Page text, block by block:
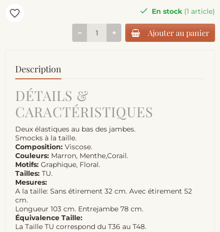
En stock (1 article)
Ajouter au panier
favorite_border
Description
DÉTAILS &
CARACTÉRISTIQUES
Deux élastiques au bas des jambes.
Smocks à la taille.
Composition: Viscose.
Couleurs: Marron, Menthe,Corail.
Motifs: Graphique, Floral.
Tailles: TU.
Mesures:
A la taille: Sans étirement 32 cm. Avec étirement 52
cm.
Longueur 103 cm. Entrejambe 78 cm.
Équivalence Taille:
La Taille TU correspond du T36 au T48.